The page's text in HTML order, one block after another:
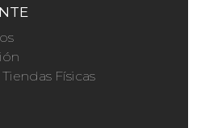
Físicas